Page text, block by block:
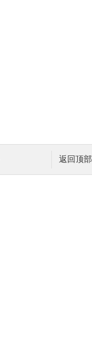
返回顶部